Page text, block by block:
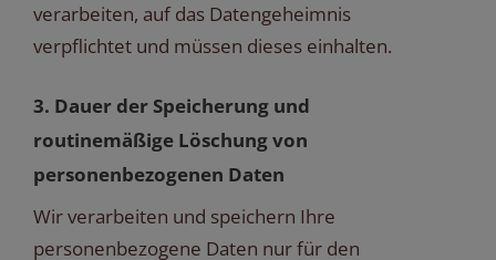
verarbeiten, auf das Datengeheimnis
verpflichtet und müssen dieses einhalten.
3. Dauer der Speicherung und
routinemäßige Löschung von
personenbezogenen Daten
Wir verarbeiten und speichern Ihre
personenbezogene Daten nur für den